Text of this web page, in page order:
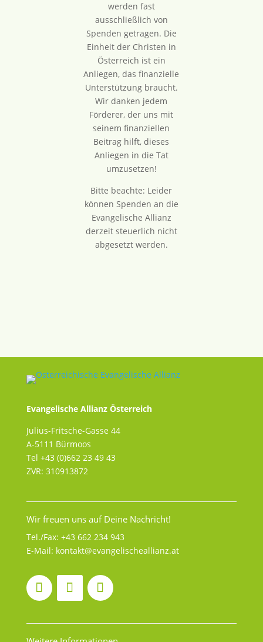
werden fast
ausschließlich von
Spenden getragen. Die
Einheit der Christen in
Österreich ist ein
Anliegen, das finanzielle
Unterstützung braucht.
Wir danken jedem
Förderer, der uns mit
seinem finanziellen
Beitrag hilft, dieses
Anliegen in die Tat
umzusetzen!
Bitte beachte: Leider
können Spenden an die
Evangelische Allianz
derzeit steuerlich nicht
abgesetzt werden.
Evangelische Allianz Österreich
Julius-Fritsche-Gasse 44
A-5111 Bürmoos
Tel +43 (0)662 23 49 43
ZVR: 310913872
Wir freuen uns auf Deine Nachricht!
Tel./Fax: +43 662 234 943
E-Mail: kontakt@evangelischeallianz.at